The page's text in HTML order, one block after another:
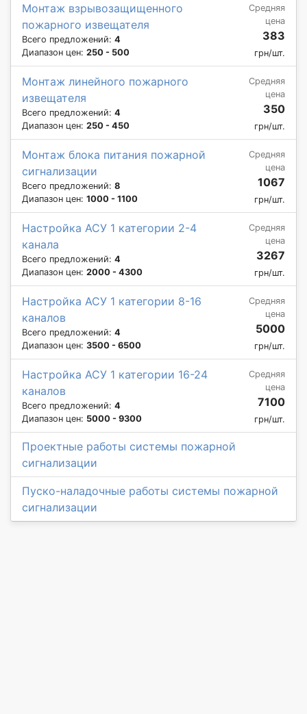
Монтаж взрывозащищенного
пожарного извещателя
Всего предложений: 4
Диапазон цен: 250 - 500
Средняя
цена
383
грн/шт.
Монтаж линейного пожарного
извещателя
Всего предложений: 4
Диапазон цен: 250 - 450
Средняя
цена
350
грн/шт.
Монтаж блока питания пожарной
сигнализации
Всего предложений: 8
Диапазон цен: 1000 - 1100
Средняя
цена
1067
грн/шт.
Настройка АСУ 1 категории 2-4
канала
Всего предложений: 4
Диапазон цен: 2000 - 4300
Средняя
цена
3267
грн/шт.
Настройка АСУ 1 категории 8-16
каналов
Всего предложений: 4
Диапазон цен: 3500 - 6500
Средняя
цена
5000
грн/шт.
Настройка АСУ 1 категории 16-24
каналов
Всего предложений: 4
Диапазон цен: 5000 - 9300
Средняя
цена
7100
грн/шт.
Проектные работы системы пожарной
сигнализации
Пуско-наладочные работы системы пожарной
сигнализации